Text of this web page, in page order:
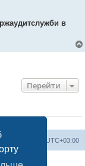
в
Перейти
UTC+03:00
Limited